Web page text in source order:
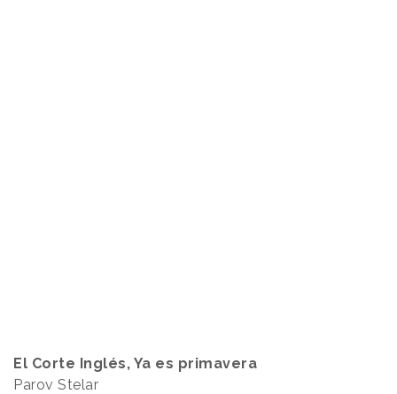
El Corte Inglés, Ya es primavera
Parov Stelar